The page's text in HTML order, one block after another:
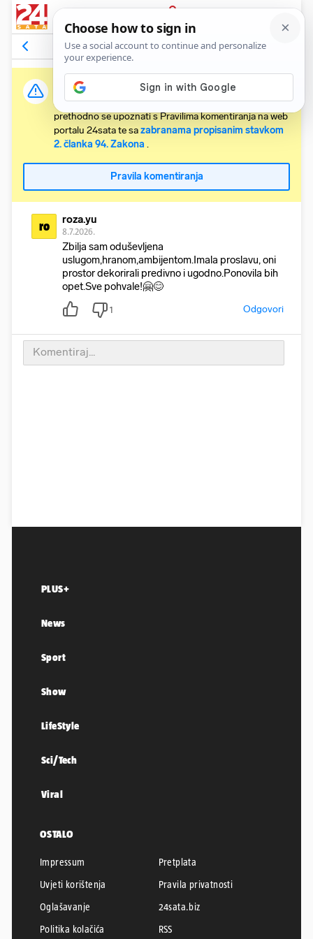
PRIJAVA
Komentari1 Relevantni
Važna obavijest:
Svaki korisnik koji želi komentirati članke obvezan je
prethodno se upoznati s Pravilima komentiranja na web
portalu 24sata te sazabranama propisanim stavkom
2. članka 94. Zakona .
Pravila komentiranja
ro roza.yu
8.7.2026.
Zbilja sam oduševljena
uslugom,hranom,ambijentom.Imala proslavu, oni
prostor dekorirali predivno i ugodno.Ponovila bih
opet.Sve pohvale!🤗😊
1 Odgovori
PLUS+
News
Sport
Show
LifeStyle
Sci/Tech
Viral
OSTALO
Impressum
Pretplata
Uvjeti korištenja
Pravila privatnosti
Oglašavanje
24sata.biz
Politika kolačića
RSS